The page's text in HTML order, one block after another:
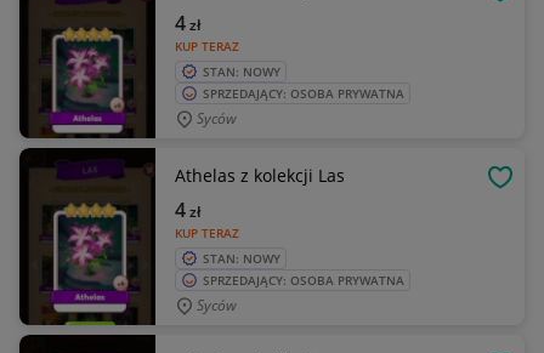
KUP TERAZ
4zł
STAN: NOWY
SPRZEDAJĄCY: OSOBA PRYWATNA
Syców
Athelas z kolekcji Las
KUP TERAZ
4zł
STAN: NOWY
SPRZEDAJĄCY: OSOBA PRYWATNA
Syców